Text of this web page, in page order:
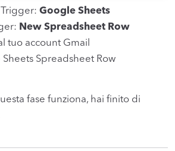
Google Sheets
New Spreadsheet Row
tuo account Gmail
Spreadsheet Row
fase funziona, hai finito di